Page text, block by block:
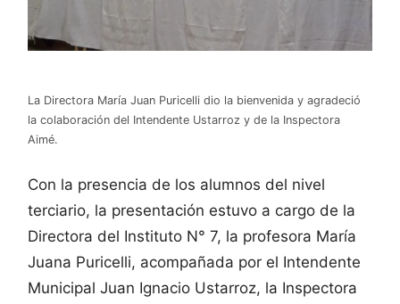
La Directora María Juan Puricelli dio la bienvenida y agradeció
la colaboración del Intendente Ustarroz y de la Inspectora
Aimé.
Con la presencia de los alumnos del nivel
terciario, la presentación estuvo a cargo de la
Directora del Instituto N° 7, la profesora María
Juana Puricelli, acompañada por el Intendente
Municipal Juan Ignacio Ustarroz, la Inspectora